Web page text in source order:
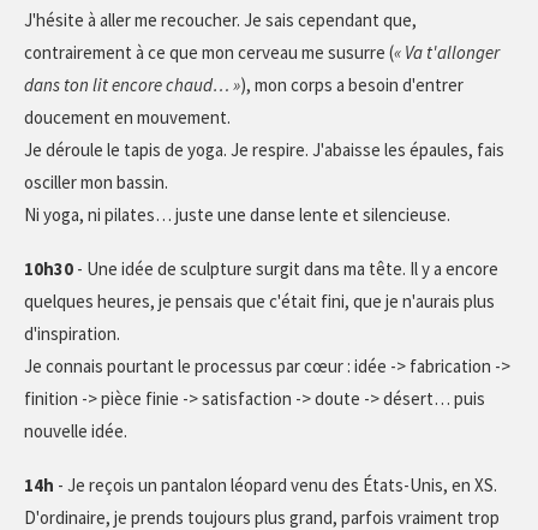
J'hésite à aller me recoucher. Je sais cependant que,
contrairement à ce que mon cerveau me susurre (« Va t'allonger
dans ton lit encore chaud… »), mon corps a besoin d'entrer
doucement en mouvement.
Je déroule le tapis de yoga. Je respire. J'abaisse les épaules, fais
osciller mon bassin.
Ni yoga, ni pilates… juste une danse lente et silencieuse.
10h30 - Une idée de sculpture surgit dans ma tête. Il y a encore
quelques heures, je pensais que c'était fini, que je n'aurais plus
d'inspiration.
Je connais pourtant le processus par cœur : idée -> fabrication ->
finition -> pièce finie -> satisfaction -> doute -> désert… puis
nouvelle idée.
14h - Je reçois un pantalon léopard venu des États-Unis, en XS.
D'ordinaire, je prends toujours plus grand, parfois vraiment trop